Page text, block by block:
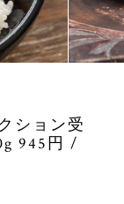
ション受
945円 /